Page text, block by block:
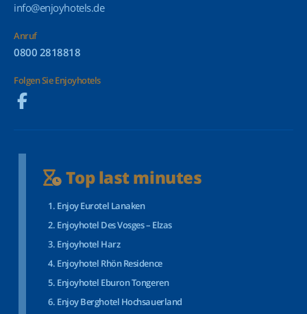
info@enjoyhotels.de
Anruf
0800 2818818
Folgen Sie Enjoyhotels
Top last minutes
Enjoy Eurotel Lanaken
Enjoyhotel Des Vosges – Elzas
Enjoyhotel Harz
Enjoyhotel Rhön Residence
Enjoyhotel Eburon Tongeren
Enjoy Berghotel Hochsauerland